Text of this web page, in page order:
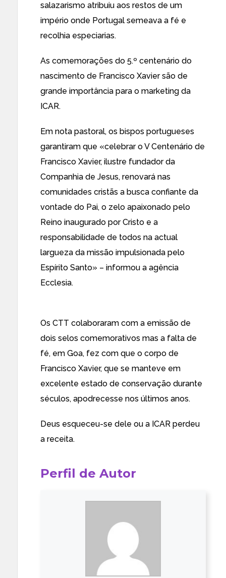
salazarismo atribuiu aos restos de um
império onde Portugal semeava a fé e
recolhia especiarias.
As comemorações do 5.º centenário do
nascimento de Francisco Xavier são de
grande importância para o marketing da
ICAR.
Em nota pastoral, os bispos portugueses
garantiram que «celebrar o V Centenário de
Francisco Xavier, ilustre fundador da
Companhia de Jesus, renovará nas
comunidades cristãs a busca confiante da
vontade do Pai, o zelo apaixonado pelo
Reino inaugurado por Cristo e a
responsabilidade de todos na actual
largueza da missão impulsionada pelo
Espírito Santo» – informou a agência
Ecclesia.
Os CTT colaboraram com a emissão de
dois selos comemorativos mas a falta de
fé, em Goa, fez com que o corpo de
Francisco Xavier, que se manteve em
excelente estado de conservação durante
séculos, apodrecesse nos últimos anos.
Deus esqueceu-se dele ou a ICAR perdeu
a receita.
Perfil de Autor